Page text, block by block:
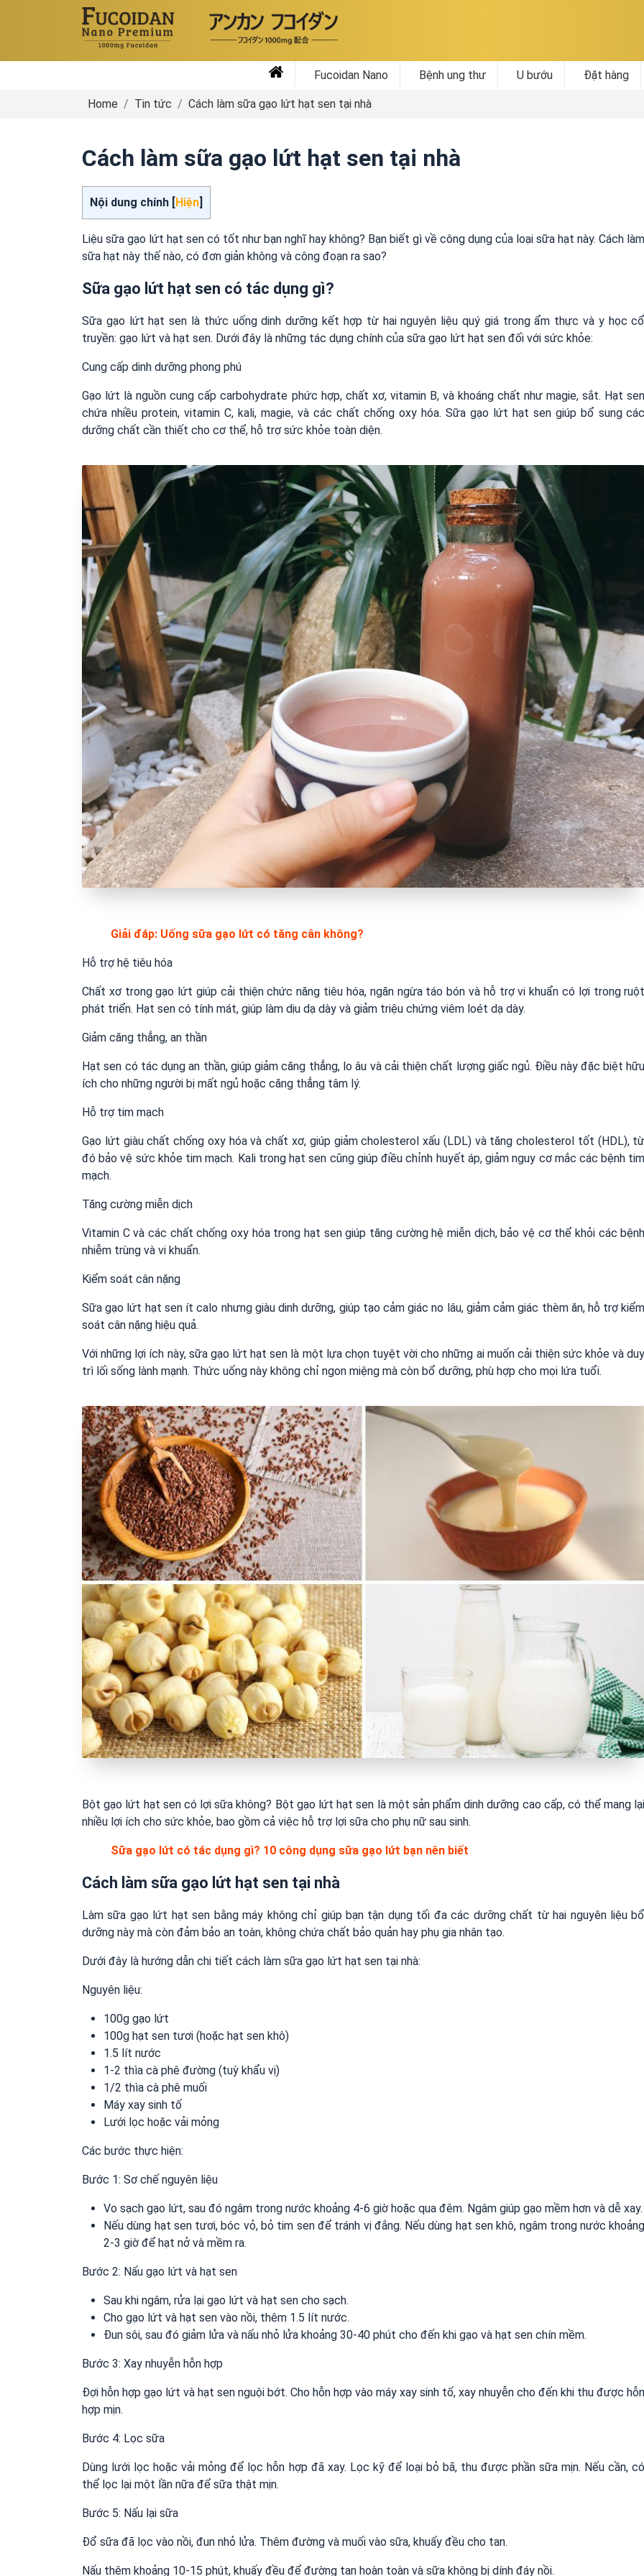
Fucoidan Nano Bệnh ung thư U bướu Đặt hàng
Home Tin tức Cách làm sữa gạo lứt hạt sen tại nhà
Cách làm sữa gạo lứt hạt sen tại nhà
Nội dung chính [Hiện]
Liệu sữa gạo lứt hạt sen có tốt như bạn nghĩ hay không? Bạn biết gì về công dụng của loại sữa hạt này. Cách
sữa hạt này thế nào, có đơn giản không và công đoạn ra sao?
Sữa gạo lứt hạt sen có tác dụng gì?
Sữa gạo lứt hạt sen là thức uống dinh dưỡng kết hợp từ hai nguyên liệu quý giá trong ẩm thực và y học
truyền: gạo lứt và hạt sen. Dưới đây là những tác dụng chính của sữa gạo lứt hạt sen đối với sức khỏe:
Cung cấp dinh dưỡng phong phú
Gạo lứt là nguồn cung cấp carbohydrate phức hợp, chất xơ, vitamin B, và khoáng chất như magie, sắt. Hạt
chứa nhiều protein, vitamin C, kali, magie, và các chất chống oxy hóa. Sữa gạo lứt hạt sen giúp bổ sung
dưỡng chất cần thiết cho cơ thể, hỗ trợ sức khỏe toàn diện.
Giải đáp: Uống sữa gạo lứt có tăng cân không?
Hỗ trợ hệ tiêu hóa
Chất xơ trong gạo lứt giúp cải thiện chức năng tiêu hóa, ngăn ngừa táo bón và hỗ trợ vi khuẩn có lợi trong
phát triển. Hạt sen có tính mát, giúp làm dịu dạ dày và giảm triệu chứng viêm loét dạ dày.
Giảm căng thẳng, an thần
Hạt sen có tác dụng an thần, giúp giảm căng thẳng, lo âu và cải thiện chất lượng giấc ngủ. Điều này đặc biệt
ích cho những người bị mất ngủ hoặc căng thẳng tâm lý.
Hỗ trợ tim mạch
Gạo lứt giàu chất chống oxy hóa và chất xơ, giúp giảm cholesterol xấu (LDL) và tăng cholesterol tốt (HDL),
đó bảo vệ sức khỏe tim mạch. Kali trong hạt sen cũng giúp điều chỉnh huyết áp, giảm nguy cơ mắc các bệnh
mạch.
Tăng cường miễn dịch
Vitamin C và các chất chống oxy hóa trong hạt sen giúp tăng cường hệ miễn dịch, bảo vệ cơ thể khỏi các
nhiễm trùng và vi khuẩn.
Kiểm soát cân nặng
Sữa gạo lứt hạt sen ít calo nhưng giàu dinh dưỡng, giúp tạo cảm giác no lâu, giảm cảm giác thèm ăn, hỗ trợ
soát cân nặng hiệu quả.
Với những lợi ích này, sữa gạo lứt hạt sen là một lựa chọn tuyệt vời cho những ai muốn cải thiện sức khỏe và
trì lối sống lành mạnh. Thức uống này không chỉ ngon miệng mà còn bổ dưỡng, phù hợp cho mọi lứa tuổi.
Bột gạo lứt hạt sen có lợi sữa không? Bột gạo lứt hạt sen là một sản phẩm dinh dưỡng cao cấp, có thể mang
nhiều lợi ích cho sức khỏe, bao gồm cả việc hỗ trợ lợi sữa cho phụ nữ sau sinh.
Sữa gạo lứt có tác dụng gì? 10 công dụng sữa gạo lứt bạn nên biết
Cách làm sữa gạo lứt hạt sen tại nhà
Làm sữa gạo lứt hạt sen bằng máy không chỉ giúp bạn tận dụng tối đa các dưỡng chất từ hai nguyên liệu
dưỡng này mà còn đảm bảo an toàn, không chứa chất bảo quản hay phụ gia nhân tạo.
Dưới đây là hướng dẫn chi tiết cách làm sữa gạo lứt hạt sen tại nhà:
Nguyên liệu:
100g gạo lứt
100g hạt sen tươi (hoặc hạt sen khô)
1.5 lít nước
1-2 thìa cà phê đường (tuỳ khẩu vị)
1/2 thìa cà phê muối
Máy xay sinh tố
Lưới lọc hoặc vải mỏng
Các bước thực hiện:
Bước 1: Sơ chế nguyên liệu
Vo sạch gạo lứt, sau đó ngâm trong nước khoảng 4-6 giờ hoặc qua đêm. Ngâm giúp gạo mềm hơn và dễ xay.
Nếu dùng hạt sen tươi, bóc vỏ, bỏ tim sen để tránh vị đắng. Nếu dùng hạt sen khô, ngâm trong nước
2-3 giờ để hạt nở và mềm ra.
Bước 2: Nấu gạo lứt và hạt sen
Sau khi ngâm, rửa lại gạo lứt và hạt sen cho sạch.
Cho gạo lứt và hạt sen vào nồi, thêm 1.5 lít nước.
Đun sôi, sau đó giảm lửa và nấu nhỏ lửa khoảng 30-40 phút cho đến khi gạo và hạt sen chín mềm.
Bước 3: Xay nhuyễn hỗn hợp
Đợi hỗn hợp gạo lứt và hạt sen nguội bớt. Cho hỗn hợp vào máy xay sinh tố, xay nhuyễn cho đến khi thu được
hợp mịn.
Bước 4: Lọc sữa
Dùng lưới lọc hoặc vải mỏng để lọc hỗn hợp đã xay. Lọc kỹ để loại bỏ bã, thu được phần sữa mịn. Nếu cần,
thể lọc lại một lần nữa để sữa thật mịn.
Bước 5: Nấu lại sữa
Đổ sữa đã lọc vào nồi, đun nhỏ lửa. Thêm đường và muối vào sữa, khuấy đều cho tan.
Nấu thêm khoảng 10-15 phút, khuấy đều để đường tan hoàn toàn và sữa không bị dính đáy nồi.